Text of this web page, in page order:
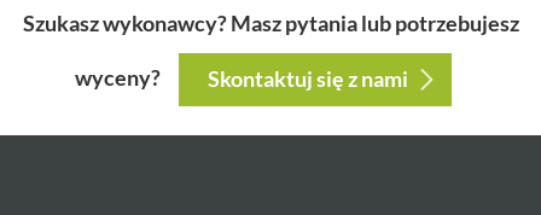
Szukasz wykonawcy? Masz pytania lub potrzebujesz
wyceny? Skontaktuj się z nami